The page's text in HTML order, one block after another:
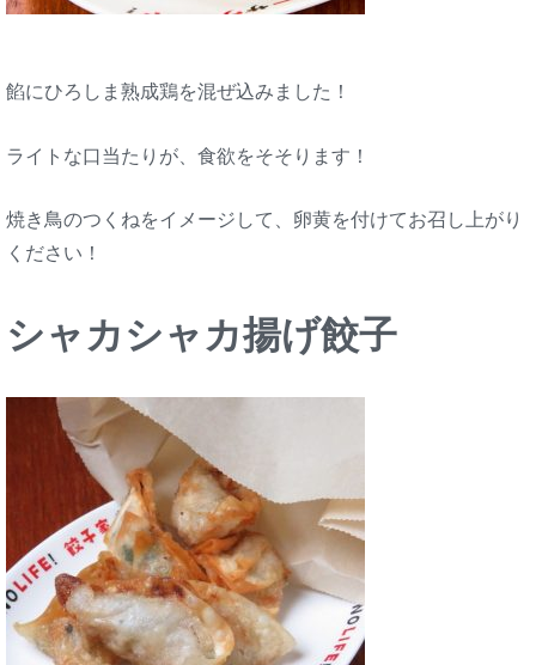
餡にひろしま熟成鶏を混ぜ込みました！
ライトな口当たりが、食欲をそそります！
焼き鳥のつくねをイメージして、卵黄を付けてお召し上がり
ください！
シャカシャカ揚げ餃子